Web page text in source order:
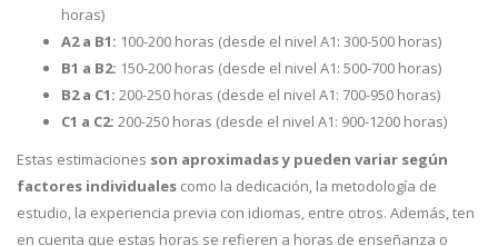
horas)
A2 a B1: 100-200 horas (desde el nivel A1: 300-500 horas)
B1 a B2: 150-200 horas (desde el nivel A1: 500-700 horas)
B2 a C1: 200-250 horas (desde el nivel A1: 700-950 horas)
C1 a C2: 200-250 horas (desde el nivel A1: 900-1200 horas)
Estas estimaciones son aproximadas y pueden variar según
factores individuales como la dedicación, la metodología de
estudio, la experiencia previa con idiomas, entre otros. Además, ten
en cuenta que estas horas se refieren a horas de enseñanza o